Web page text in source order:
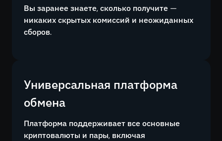
Вы заранее знаете, сколько получите —
никаких скрытых комиссий и неожиданных
сборов.
Универсальная платформа
обмена
Платформа поддерживает все основные
криптовалюты и пары, включая